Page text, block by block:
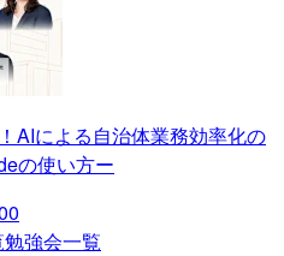
AIによる自治体業務効率化の
の使い方ー
勉強会一覧